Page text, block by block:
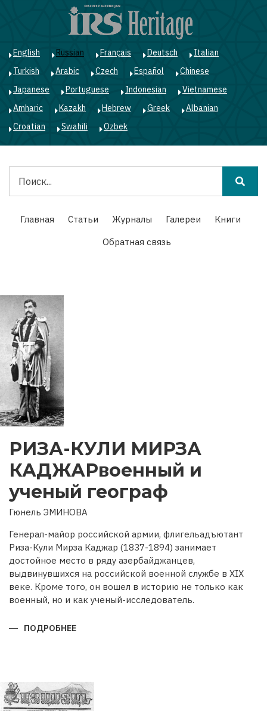
English Russian Français Deutsch
Italian
Turkish
Arabic Czech Español
Chinese
Japanese
Portuguese Indonesian
Vietnamese
Amharic
Kazakh Hebrew Greek
Albanian
Croatian
Swahili Ozbek
Main
navigation
Главная Статьи Журналы Галереи
Книги
Обратная связь
РИЗА-КУЛИ МИРЗА
КАДЖАРвоенный и
ученый географ
Гюнель ЭМИНОВА
Генерал-майор российской армии, флигельадъютант
Риза-Кули Мирза Каджар (1837-1894) занимает
достойное место в ряду азербайджанцев,
выдвинувшихся на российской военной службе в XIX
веке. Кроме того, он вошел в историю не только как
военный, но и как ученый-исследователь.
ПОДРОБНЕЕ
ГЕОГРАФ